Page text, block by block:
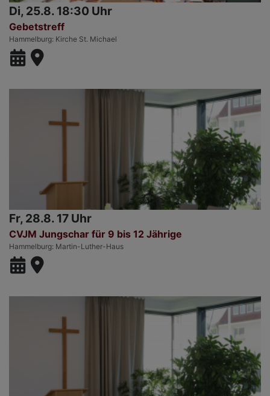
Di, 25.8. 18:30 Uhr
Gebetstreff
Hammelburg Kirche St. Michael
Fr, 28.8. 17 Uhr
CVJM Jungschar für 9 bis 12 Jährige
Hammelburg Martin-Luther-Haus